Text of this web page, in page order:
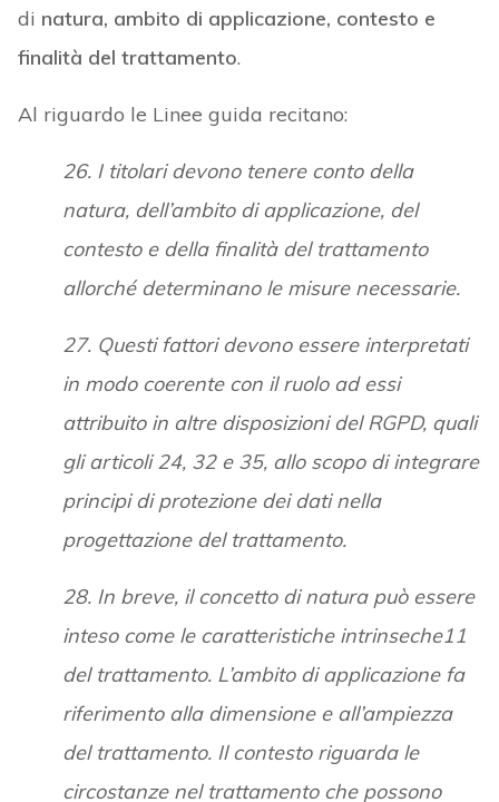
di natura, ambito di applicazione, contesto e
finalità del trattamento.
Al riguardo le Linee guida recitano:
26. I titolari devono tenere conto della
natura, dell’ambito di applicazione, del
contesto e della finalità del trattamento
allorché determinano le misure necessarie.
27. Questi fattori devono essere interpretati
in modo coerente con il ruolo ad essi
attribuito in altre disposizioni del RGPD, quali
gli articoli 24, 32 e 35, allo scopo di integrare
principi di protezione dei dati nella
progettazione del trattamento.
28. In breve, il concetto di natura può essere
inteso come le caratteristiche intrinseche11
del trattamento. L’ambito di applicazione fa
riferimento alla dimensione e all’ampiezza
del trattamento. Il contesto riguarda le
circostanze nel trattamento che possono